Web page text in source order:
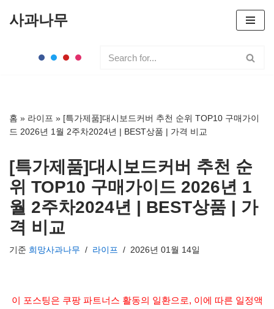
뛰
기
사과나무
홈 » 라이프 » [특가제품]대시보드커버 추천 순위 TOP10 구매가이
드 2026년 1월 2주차2024년 | BEST상품 | 가격 비교
[특가제품]대시보드커버 추천 순
위 TOP10 구매가이드 2026년 1
월 2주차2024년 | BEST상품 | 가
격 비교
기준 희망사과나무 라이프 2026년 01월 14일
이 포스팅은 쿠팡 파트너스 활동의 일환으로, 이에 따른 일정액